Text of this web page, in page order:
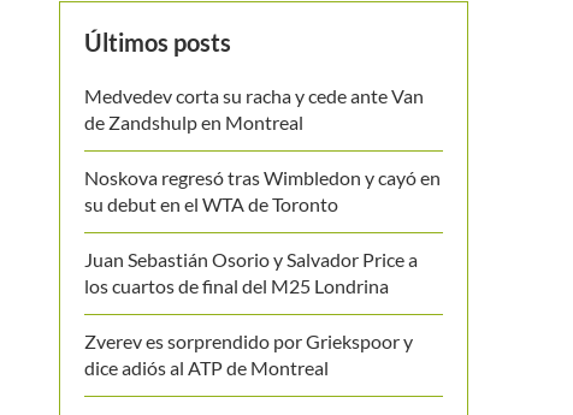
Últimos posts
Medvedev corta su racha y cede ante Van
de Zandshulp en Montreal
Noskova regresó tras Wimbledon y cayó en
su debut en el WTA de Toronto
Juan Sebastián Osorio y Salvador Price a
los cuartos de final del M25 Londrina
Zverev es sorprendido por Griekspoor y
dice adiós al ATP de Montreal